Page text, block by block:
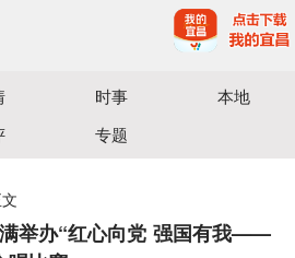
时事
本地
专题
举办“红心向党 强国有我——